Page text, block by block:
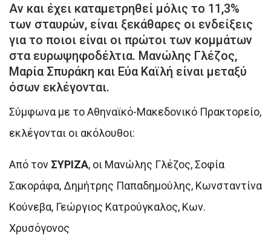
Αν και έχει καταμετρηθεί μόλις το 11,3%
των σταυρών, είναι ξεκάθαρες οι ενδείξεις
για το ποιοι είναι οι πρώτοι των κομμάτων
στα ευρωψηφοδέλτια. Μανώλης Γλέζος,
Μαρία Σπυράκη και Εύα Καϊλή είναι μεταξύ
όσων εκλέγονται.
Σύμφωνα με το Αθηναϊκό-Μακεδονικό Πρακτορείο,
εκλέγονται οι ακόλουθοι:
Από τον ΣΥΡΙΖΑ, οι Μανώλης Γλέζος, Σοφία
Σακοράφα, Δημήτρης Παπαδημούλης, Κωνσταντίνα
Κούνεβα, Γεώργιος Κατρούγκαλος, Κων.
Χρυσόγονος